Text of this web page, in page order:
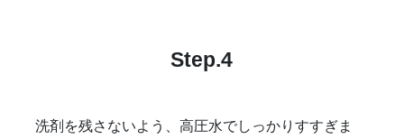
Step.4
洗剤を残さないよう、高圧水でしっかりすすぎま